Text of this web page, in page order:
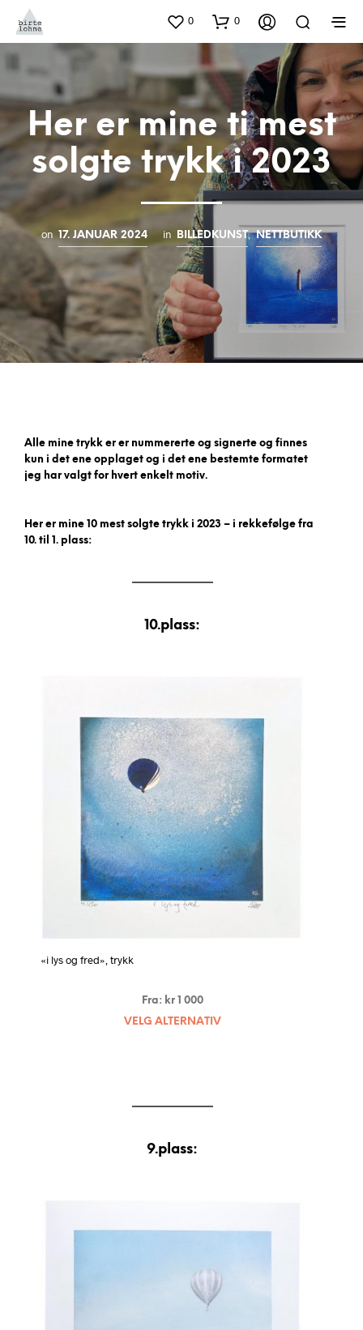
0 0
Her er mine ti mest
solgte trykk i 2023
on 17. JANUAR 2024 in BILLEDKUNST, NETTBUTIKK
Alle mine trykk er er nummererte og signerte og finnes
kun i det ene opplaget og i det ene bestemte formatet
jeg har valgt for hvert enkelt motiv.
Her er mine 10 mest solgte trykk i 2023 – i rekkefølge fra
10. til 1. plass:
10.plass:
«i lys og fred», trykk
Fra: kr1 000
VELG ALTERNATIV
9.plass: